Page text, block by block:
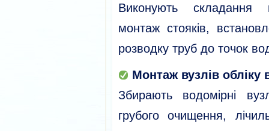
Виконують складання
монтаж стояків,
розводку труб до точок
Монтаж вузлів обліку
Збирають водомірні
грубого очищення,